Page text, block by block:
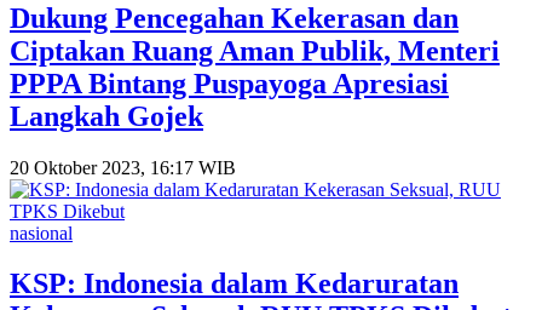
Dukung Pencegahan Kekerasan dan
Ciptakan Ruang Aman Publik, Menteri
PPPA Bintang Puspayoga Apresiasi
Langkah Gojek
20 Oktober 2023, 16:17 WIB
nasional
KSP: Indonesia dalam Kedaruratan